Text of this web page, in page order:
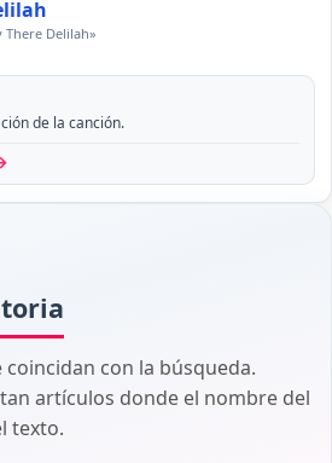
There Delilah»
de la canción.
con la búsqueda.
artículos donde el nombre del
texto.